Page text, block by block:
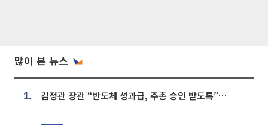
많이 본 뉴스
1. 김정관 장관 “반도체 성과급, 주총 승인 받도록”…상법·자본시장법 개정 시사